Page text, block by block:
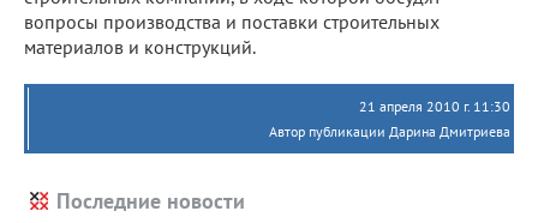
вопросы производства и поставки строительных
материалов и конструкций.
21 апреля 2010 г. 11:30
Автор публикации Дарина Дмитриева
Последние новости